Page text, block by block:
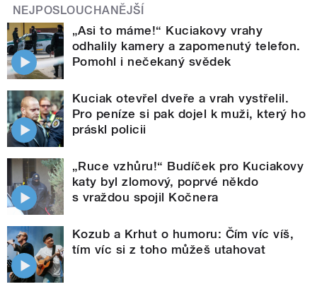
NEJPOSLOUCHANĚJŠÍ
„Asi to máme!“ Kuciakovy vrahy
odhalily kamery a zapomenutý telefon.
Pomohl i nečekaný svědek
Kuciak otevřel dveře a vrah vystřelil.
Pro peníze si pak dojel k muži, který ho
práskl policii
„Ruce vzhůru!“ Budíček pro Kuciakovy
katy byl zlomový, poprvé někdo
s vraždou spojil Kočnera
Kozub a Krhut o humoru: Čím víc víš,
tím víc si z toho můžeš utahovat